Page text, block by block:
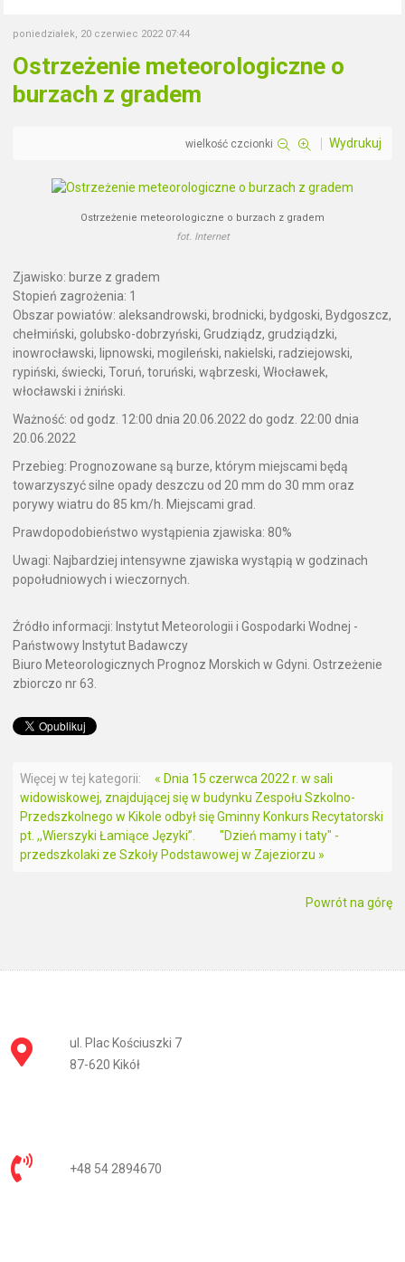
poniedziałek, 20 czerwiec 2022 07:44
Ostrzeżenie meteorologiczne o
burzach z gradem
wielkość czcionki Wydrukuj
Ostrzeżenie meteorologiczne o burzach z gradem
fot. Internet
Zjawisko: burze z gradem
Stopień zagrożenia: 1
Obszar powiatów: aleksandrowski, brodnicki, bydgoski, Bydgoszcz,
chełmiński, golubsko-dobrzyński, Grudziądz, grudziądzki,
inowrocławski, lipnowski, mogileński, nakielski, radziejowski,
rypiński, świecki, Toruń, toruński, wąbrzeski, Włocławek,
włocławski i żniński.
Ważność: od godz. 12:00 dnia 20.06.2022 do godz. 22:00 dnia
20.06.2022
Przebieg: Prognozowane są burze, którym miejscami będą
towarzyszyć silne opady deszczu od 20 mm do 30 mm oraz
porywy wiatru do 85 km/h. Miejscami grad.
Prawdopodobieństwo wystąpienia zjawiska: 80%
Uwagi: Najbardziej intensywne zjawiska wystąpią w godzinach
popołudniowych i wieczornych.
Źródło informacji: Instytut Meteorologii i Gospodarki Wodnej -
Państwowy Instytut Badawczy
Biuro Meteorologicznych Prognoz Morskich w Gdyni. Ostrzeżenie
zbiorczo nr 63.
Więcej w tej kategorii:
« Dnia 15 czerwca 2022 r. w sali
widowiskowej, znajdującej się w budynku Zespołu Szkolno-
Przedszkolnego w Kikole odbył się Gminny Konkurs Recytatorski
pt. ,,Wierszyki Łamiące Języki”.
"Dzień mamy i taty" -
przedszkolaki ze Szkoły Podstawowej w Zajeziorzu »
Powrót na górę
ul. Plac Kościuszki 7
87-620 Kikół
+48 54 2894670